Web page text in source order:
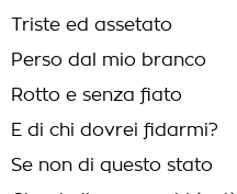
Triste ed assetato
Perso dal mio branco
Rotto e senza fiato
E di chi dovrei fidarmi?
Se non di questo stato